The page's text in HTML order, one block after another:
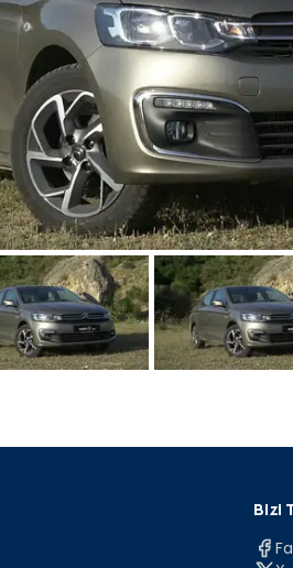
Bizi